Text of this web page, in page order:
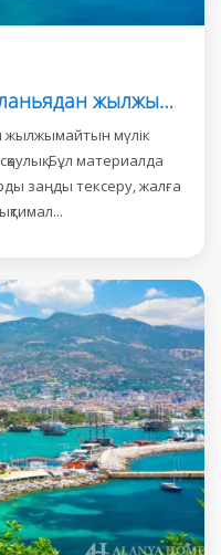
2026 жылдың соңында Аланьядан жылжымайтын мүлік сатып алу: инвесторларға арналған нұсқаулық
жылжымайтын мүлік
Бұл материалда
заңды тексеру, жалға